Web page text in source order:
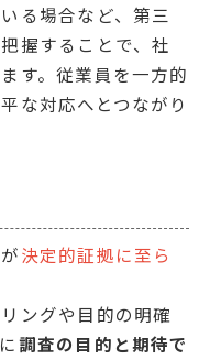
る場合など、第三
握することで、社
す。従業員を一方的
な対応へとつながり
決定的証拠に至ら
ングや目的の明確
調査の目的と期待で